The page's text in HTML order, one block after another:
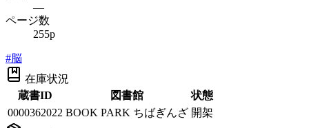
—
ページ数
255p
#脳
在庫状況
蔵書ID
図書館
状態
0000362022 BOOK PARK ちばぎんざ 開架